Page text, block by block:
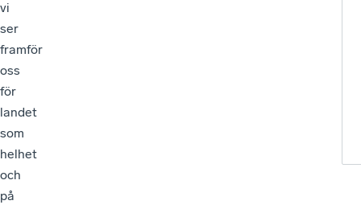
vi
ser
framför
oss
för
landet
som
helhet
och
på